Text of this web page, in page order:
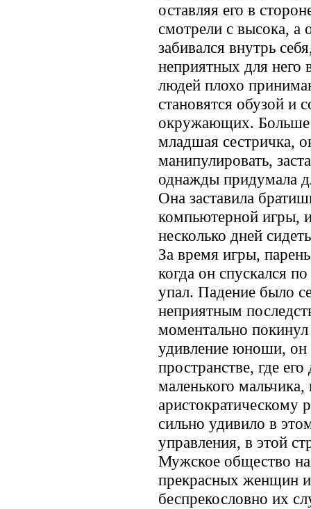
оставляя его в
смотрели с высока, а
забивался внутрь
неприятных для него
людей плохо
становятся обузой и
окружающих. Больше
младшая сестричка,
манипулировать,
однажды придумала
Она заставила
компьютерной игры,
несколько дней
За время игры,
когда он спускался
упал. Падение было
неприятным
моментально
удивление юноши, он
пространстве, где
маленького
аристократическому
сильно удивило в
управления, в этой
Мужское общество
прекрасных женщин
беспрекословно их